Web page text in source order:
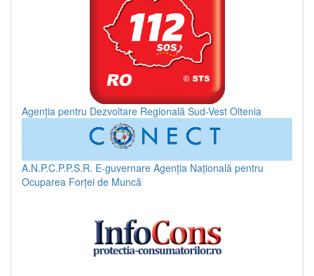
Agenția pentru Dezvoltare Regională Sud-Vest Oltenia
A.N.P.C.P.P.S.R. E-guvernare Agenția Națională pentru
Ocuparea Forței de Muncă